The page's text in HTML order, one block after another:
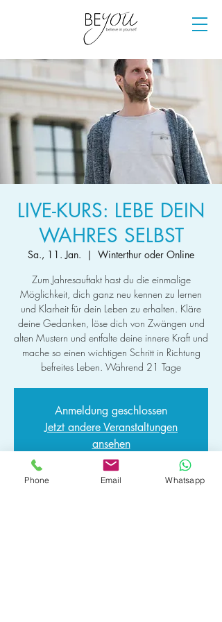
LIVE-KURS: LEBE DEIN
WAHRES SELBST
Sa., 11. Jan.
  |
Winterthur oder Online
Zum Jahresauftakt hast du die einmalige
Möglichkeit, dich ganz neu kennen zu lernen
und Klarheit für dein Leben zu erhalten. Kläre
deine Gedanken, löse dich von Zwängen und
alten Mustern und entfalte deine innere Kraft und
mache so einen wichtigen Schritt in Richtung
befreites Leben. Während 21 Tage
Anmeldung geschlossen
Jetzt andere Veranstaltungen
ansehen
Phone Email Whatsapp